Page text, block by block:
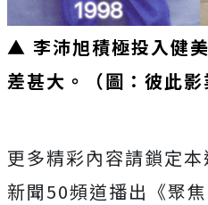
▲ 李沛旭積極投入健
差甚大。（圖：彼此影
更多精彩內容請鎖定本
新聞50頻道播出《聚焦